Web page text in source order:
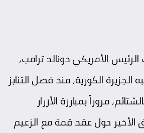
الرئيس الأمريكي دونالد ترامب،
الكورية، منذ فصل التنابز
مروراً بمبارزة الأزرار
الأخير حول عقد قمة مع الزعيم